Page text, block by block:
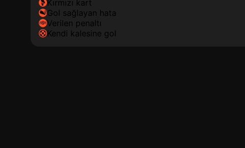
kırmızı kart
gol sağlayan hata
verilen penaltı
kendi kalesine gol